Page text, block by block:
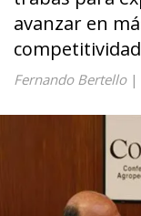
avanzar en
Fernando Bertello|